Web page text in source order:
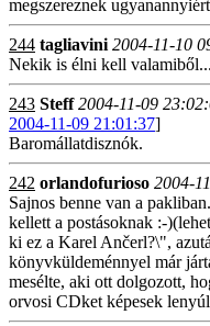
megszereznek
244 tagliavini 2004-11-10
Nekik is élni kell
243 Steff 2004-11-09
2004-11-09 21:01:37]
Baromállatdisznók.
242 orlandofurioso 2004-
Sajnos benne van a
kellett a postásoknak :-
ki ez a Karel Ančerl?\",
könyvküldeménnyel már
mesélte, aki ott dolgozott,
orvosi CDket képesek